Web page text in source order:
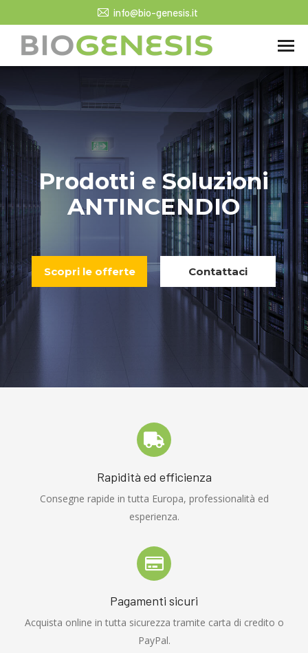
info@bio-genesis.it
Prodotti e Soluzioni
ANTINCENDIO
Scopri le offerte Contattaci
Rapidità ed efficienza
Consegne rapide in tutta Europa, professionalità ed
esperienza.
Pagamenti sicuri
Acquista online in tutta sicurezza tramite carta di credito o
PayPal.